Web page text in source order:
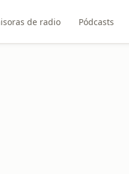
de radio Pódcasts